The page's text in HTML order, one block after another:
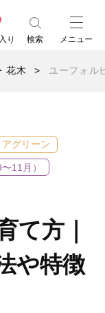
り 検索 メニュー
花木 ユーフォル
グリーン
11月）
て方｜
や特徴